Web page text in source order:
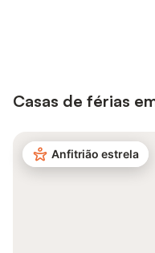
Casas de férias
Anfitrião estrela